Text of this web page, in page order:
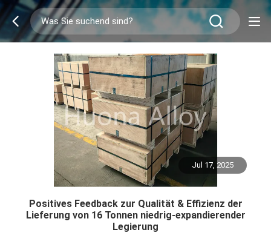
Jul 17, 2025
Positives Feedback zur Qualität & Effizienz der
Lieferung von 16 Tonnen niedrig-expandierender
Legierung